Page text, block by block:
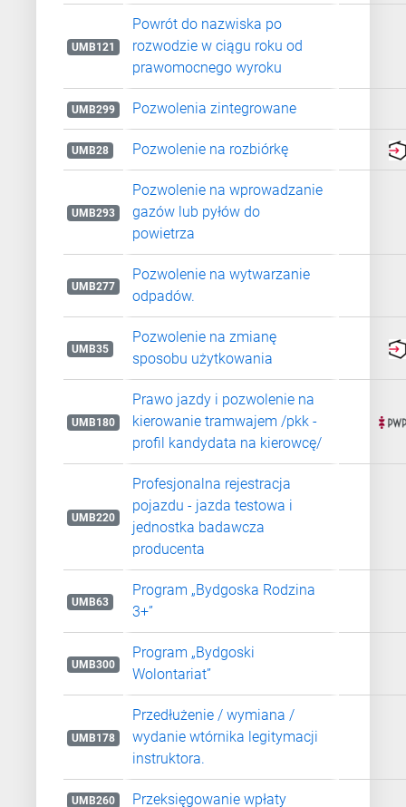
UMB121
Powrót do nazwiska po
rozwodzie w ciągu roku od
prawomocnego wyroku
UMB299 Pozwolenia zintegrowane
UMB28 Pozwolenie na rozbiórkę
UMB293
Pozwolenie na wprowadzanie
gazów lub pyłów do
powietrza
UMB277
Pozwolenie na wytwarzanie
odpadów.
UMB35
Pozwolenie na zmianę
sposobu użytkowania
UMB180
Prawo jazdy i pozwolenie na
kierowanie tramwajem /pkk -
profil kandydata na kierowcę/
UMB220
Profesjonalna rejestracja
pojazdu - jazda testowa i
jednostka badawcza
producenta
UMB63
Program „Bydgoska Rodzina
3+”
UMB300
Program „Bydgoski
Wolontariat”
UMB178
Przedłużenie / wymiana /
wydanie wtórnika legitymacji
instruktora.
UMB260 Przeksięgowanie wpłaty